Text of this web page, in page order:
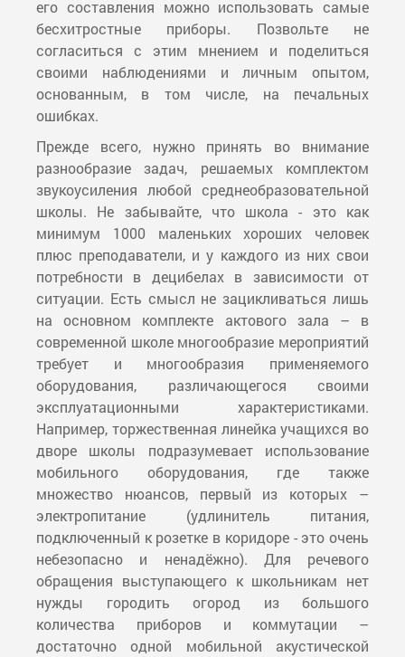
его составления можно использовать самые
бесхитростные приборы. Позвольте не
согласиться с этим мнением и поделиться
своими наблюдениями и личным опытом,
основанным, в том числе, на печальных
ошибках.
Прежде всего, нужно принять во внимание
разнообразие задач, решаемых комплектом
звукоусиления любой среднеобразовательной
школы. Не забывайте, что школа - это как
минимум 1000 маленьких хороших человек
плюс преподаватели, и у каждого из них свои
потребности в децибелах в зависимости от
ситуации. Есть смысл не зацикливаться лишь
на основном комплекте актового зала – в
современной школе многообразие мероприятий
требует и многообразия применяемого
оборудования, различающегося своими
эксплуатационными характеристиками.
Например, торжественная линейка учащихся во
дворе школы подразумевает использование
мобильного оборудования, где также
множество нюансов, первый из которых –
электропитание (удлинитель питания,
подключенный к розетке в коридоре - это очень
небезопасно и ненадёжно). Для речевого
обращения выступающего к школьникам нет
нужды городить огород из большого
количества приборов и коммутации –
достаточно одной мобильной акустической